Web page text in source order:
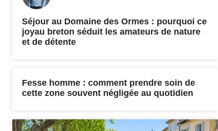
Séjour au Domaine des Ormes : pourquoi ce
joyau breton séduit les amateurs de nature
et de détente
Fesse homme : comment prendre soin de
cette zone souvent négligée au quotidien